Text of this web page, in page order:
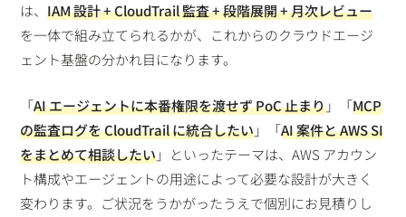
は、IAM 設計 + CloudTrail 監査 + 段階展開 + 月次レビュー
を一体で組み立てられるかが、これからのクラウドエージ
ェント基盤の分かれ目になります。
「AI エージェントに本番権限を渡せず PoC 止まり」「MCP
の監査ログを CloudTrail に統合したい」「AI 案件と AWS SI
をまとめて相談したい」といったテーマは、AWS アカウン
ト構成やエージェントの用途によって必要な設計が大きく
変わります。ご状況をうかがったうえで個別にお見積りし